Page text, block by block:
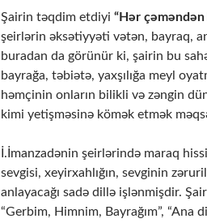
Şairin təqdim etdiyi “Hər
şeirlərin əksətiyyəti vətən, bayraq,
buradan da görünür ki, şairin bu
bayrağa, təbiətə, yaxşılığa meyl
həmçinin onların bilikli və zəngin
kimi yetişməsinə kömək etmək
İ.İmanzadənin şeirlərində maraq
sevgisi, xeyirxahlığın, sevginin
anlayacağı sadə dillə işlənmişdir.
“Gеrbim, Himnim, Bаyrаğım”, “Ana